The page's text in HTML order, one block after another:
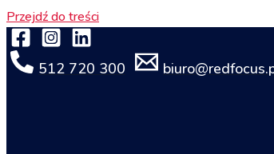
Przejdź do treści
512 720 300